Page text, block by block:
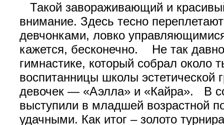
Такой завораживающий и
внимание. Здесь тесно
девчонками, ловко
кажется, бесконечно. Не так
гимнастике, который собрал
воспитанницы школы эстетической
девочек — «Аэлла» и «Кайра». В
выступили в младшей возрастной
удачными. Как итог – золото